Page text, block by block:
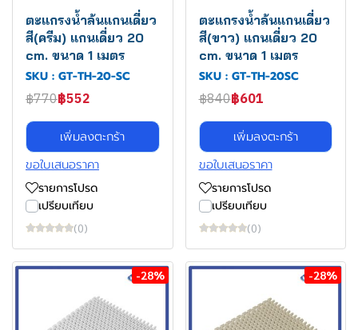
ตะแกรงน้ำล้นแกนเดี่ยว
สี(ครีม) แกนเดี่ยว 20
cm. ขนาด 1 เมตร
SKU : GT-TH-20-SC
฿770฿552
เพิ่มลงตะกร้า
ขอใบเสนอราคา
รายการโปรด
เปรียบเทียบ
(0)
ตะแกรงน้ำล้นแกนเดี่ยว
สี(ขาว) แกนเดี่ยว 20
cm. ขนาด 1 เมตร
SKU : GT-TH-20SC
฿840฿601
เพิ่มลงตะกร้า
ขอใบเสนอราคา
รายการโปรด
เปรียบเทียบ
(0)
-28% -28%